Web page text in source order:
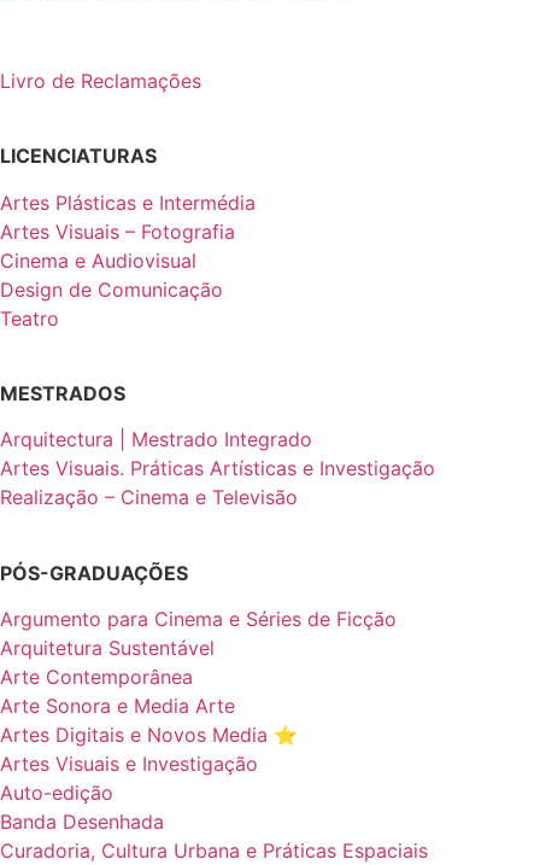
Livro de Reclamações
LICENCIATURAS
Artes Plásticas e Intermédia
Artes Visuais – Fotografia
Cinema e Audiovisual
Design de Comunicação
Teatro
MESTRADOS
Arquitectura | Mestrado Integrado
Artes Visuais. Práticas Artísticas e Investigação
Realização – Cinema e Televisão
PÓS-GRADUAÇÕES
Argumento para Cinema e Séries de Ficção
Arquitetura Sustentável
Arte Contemporânea
Arte Sonora e Media Arte
Artes Digitais e Novos Media ⭐️
Artes Visuais e Investigação
Auto-edição
Banda Desenhada
Curadoria, Cultura Urbana e Práticas Espaciais